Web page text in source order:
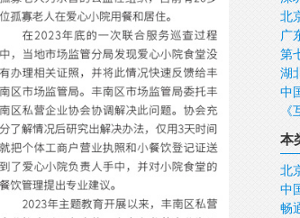
北
广
第
湖
湖
析
中
议
范
本
北
事
中
大
畅